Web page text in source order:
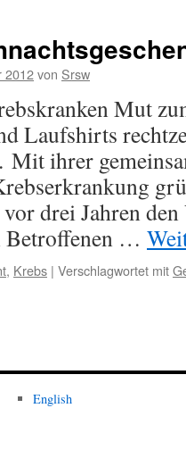
2012von Srsw
Mut
Laufshirts
Mit ihrer
drei Jahren
Betroffenen …
, Krebs | Verschlagwortet mit
English